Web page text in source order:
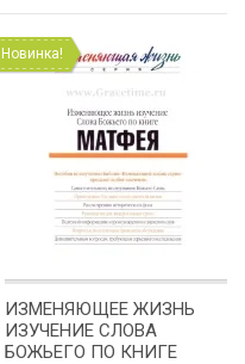
Новинка!
ИЗМЕНЯЮЩЕЕ ЖИЗНЬ
ИЗУЧЕНИЕ СЛОВА
БОЖЬЕГО ПО КНИГЕ